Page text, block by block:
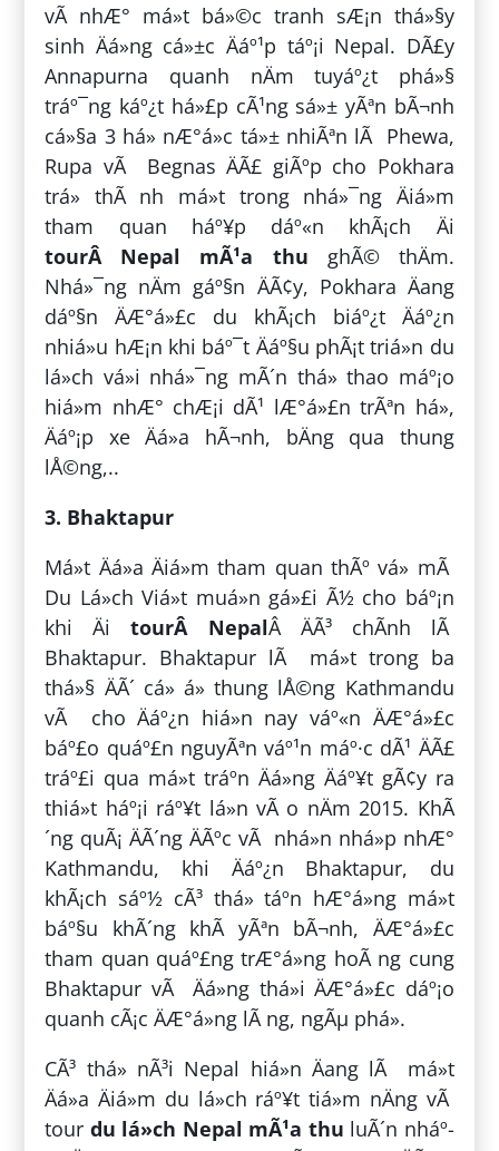
vÃ­ nhÆ° má»t bá»©c tranh sÆ¡n thá»§y
sinh Äá»ng cá»±c Äáº¹p táº¡i Nepal. DÃ£y
Annapurna quanh nÄm tuyáº¿t phá»§
tráº¯ng káº¿t há»£p cÃ¹ng sá»± yÃªn bÃ¬nh
cá»§a 3 há» nÆ°á»c tá»± nhiÃªn lÃ Phewa,
Rupa vÃ Begnas ÄÃ£ giÃºp cho Pokhara
trá» thÃ nh má»t trong nhá»¯ng Äiá»m
tham quan háº¥p dáº«n khÃ¡ch Äi
tourÂ Nepal mÃ¹a thu ghÃ© thÄm.
Nhá»¯ng nÄm gáº§n ÄÃ¢y, Pokhara Äang
dáº§n ÄÆ°á»£c du khÃ¡ch biáº¿t Äáº¿n
nhiá»u hÆ¡n khi báº¯t Äáº§u phÃ¡t triá»n du
lá»ch vá»i nhá»¯ng mÃ´n thá» thao máº¡o
hiá»m nhÆ° chÆ¡i dÃ¹ lÆ°á»£n trÃªn há»,
Äáº¡p xe Äá»a hÃ¬nh, bÄng qua thung
lÅ©ng,..
3. Bhaktapur
Má»t Äá»a Äiá»m tham quan thÃº vá» mÃ
Du Lá»ch Viá»t muá»n gá»£i Ã½ cho báº¡n
khi ÄitourÂ NepalÂ ÄÃ³ chÃ­nh lÃ
Bhaktapur. Bhaktapur lÃ má»t trong ba
thá»§ ÄÃ´ cá» á» thung lÅ©ng Kathmandu
vÃ cho Äáº¿n hiá»n nay váº«n ÄÆ°á»£c
báº£o quáº£n nguyÃªn váº¹n máº·c dÃ¹ ÄÃ£
tráº£i qua má»t tráº­n Äá»ng Äáº¥t gÃ¢y ra
thiá»t háº¡i ráº¥t lá»n vÃ o nÄm 2015. KhÃ
´ng quÃ¡ ÄÃ´ng ÄÃºc vÃ nhá»n nhá»p nhÆ°
Kathmandu, khi Äáº¿n Bhaktapur, du
khÃ¡ch sáº½ cÃ³ thá» táº­n hÆ°á»ng má»t
báº§u khÃ´ng khÃ­ yÃªn bÃ¬nh, ÄÆ°á»£c
tham quan quáº£ng trÆ°á»ng hoÃ ng cung
Bhaktapur vÃ Äá»ng thá»i ÄÆ°á»£c dáº¡o
quanh cÃ¡c ÄÆ°á»ng lÃ ng, ngÃµ phá».
CÃ³ thá» nÃ³i Nepal hiá»n Äang lÃ má»t
Äá»a Äiá»m du lá»ch ráº¥t tiá»m nÄng vÃ
tour du lá»ch Nepal mÃ¹a thu luÃ´n nháº­